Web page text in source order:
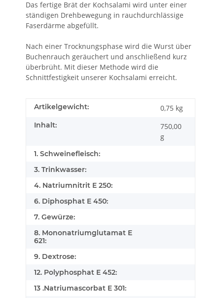
Das fertige Brät der Kochsalami wird unter einer
ständigen Drehbewegung in rauchdurchlässige
Faserdärme abgefüllt.
Nach einer Trocknungsphase wird die Wurst über
Buchenrauch geräuchert und anschließend kurz
überbrüht. Mit dieser Methode wird die
Schnittfestigkeit unserer Kochsalami erreicht.
Artikelgewicht: 0,75 kg
Inhalt:
750,00
g
1. Schweinefleisch:
3. Trinkwasser:
4. Natriumnitrit E 250:
6. Diphosphat E 450:
7. Gewürze:
8. Mononatriumglutamat E
621:
9. Dextrose:
12. Polyphosphat E 452:
13 .Natriumascorbat E 301: